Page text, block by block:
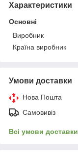
Характеристики
Основні
Виробник
Країна виробник
Умови доставки
Нова Пошта
Самовивіз
Всі умови доставки